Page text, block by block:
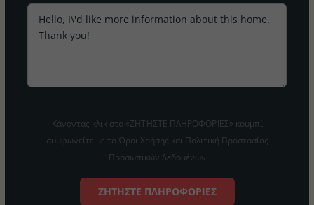
Κάνοντας κλικ στο «ΖΗΤΉΣΤΕ ΠΛΗΡΟΦΟΡΊΕΣ» κουμπί
συμφωνείτε με το Όροι Χρήσης και Πολιτική Προστασίας
Προσωπικών Δεδομένων
ΖΗΤΉΣΤΕ ΠΛΗΡΟΦΟΡΊΕΣ